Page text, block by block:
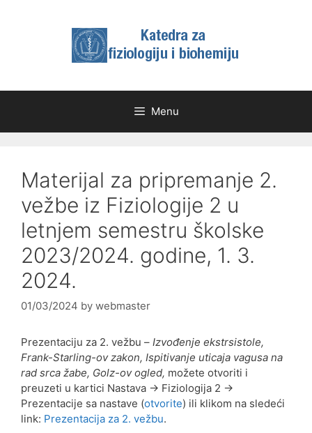
Menu
Materijal za pripremanje 2.
vežbe iz Fiziologije 2 u
letnjem semestru školske
2023/2024. godine, 1. 3.
2024.
01/03/2024 by webmaster
Prezentaciju za 2. vežbu – Izvođenje ekstrsistole,
Frank-Starling-ov zakon, Ispitivanje uticaja vagusa na
rad srca žabe, Golz-ov ogled, možete otvoriti i
preuzeti u kartici Nastava -> Fiziologija 2 ->
Prezentacije sa nastave (otvorite) ili klikom na sledeći
link: Prezentacija za 2. vežbu.